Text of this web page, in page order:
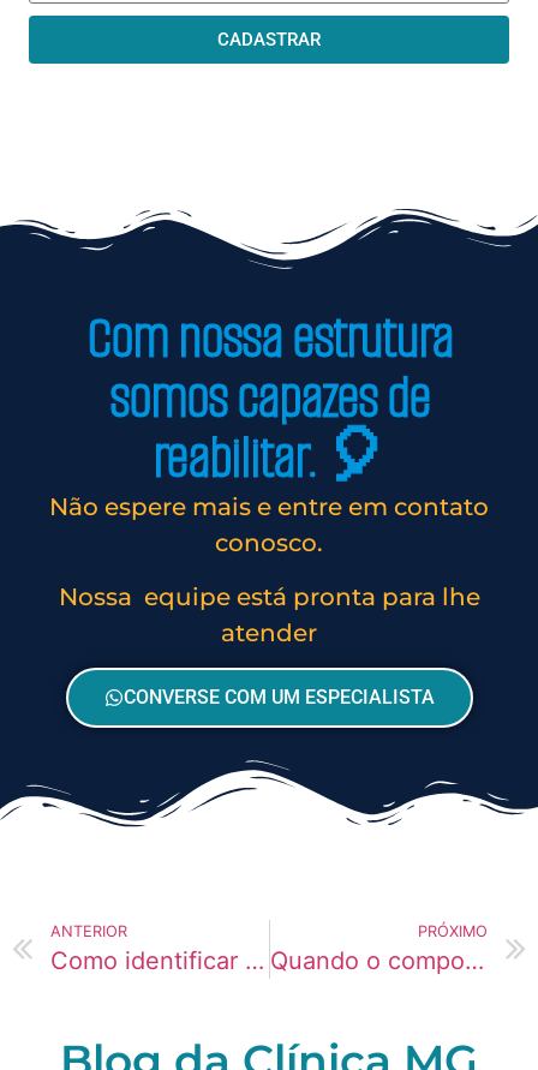
CADASTRAR
Com nossa estrutura
somos capazes de
reabilitar. 🎈
Não espere mais e entre em contato
conosco.
Nossa equipe está pronta para lhe
atender
CONVERSE COM UM ESPECIALISTA
ANTERIOR
Como identificar dependência química nos primeiros estágios
PRÓXIMO
Quando o comportamento começa a colocar vidas em risco